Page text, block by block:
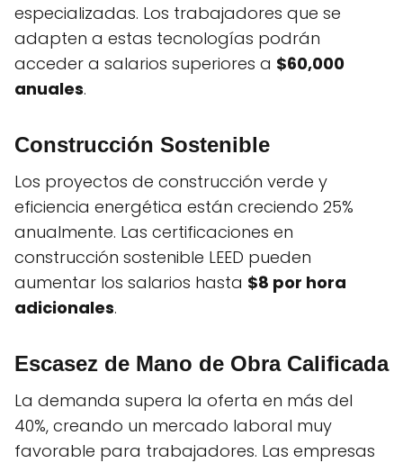
especializadas. Los trabajadores que se
adapten a estas tecnologías podrán
acceder a salarios superiores a $60,000
anuales.
Construcción Sostenible
Los proyectos de construcción verde y
eficiencia energética están creciendo 25%
anualmente. Las certificaciones en
construcción sostenible LEED pueden
aumentar los salarios hasta $8 por hora
adicionales.
Escasez de Mano de Obra Calificada
La demanda supera la oferta en más del
40%, creando un mercado laboral muy
favorable para trabajadores. Las empresas